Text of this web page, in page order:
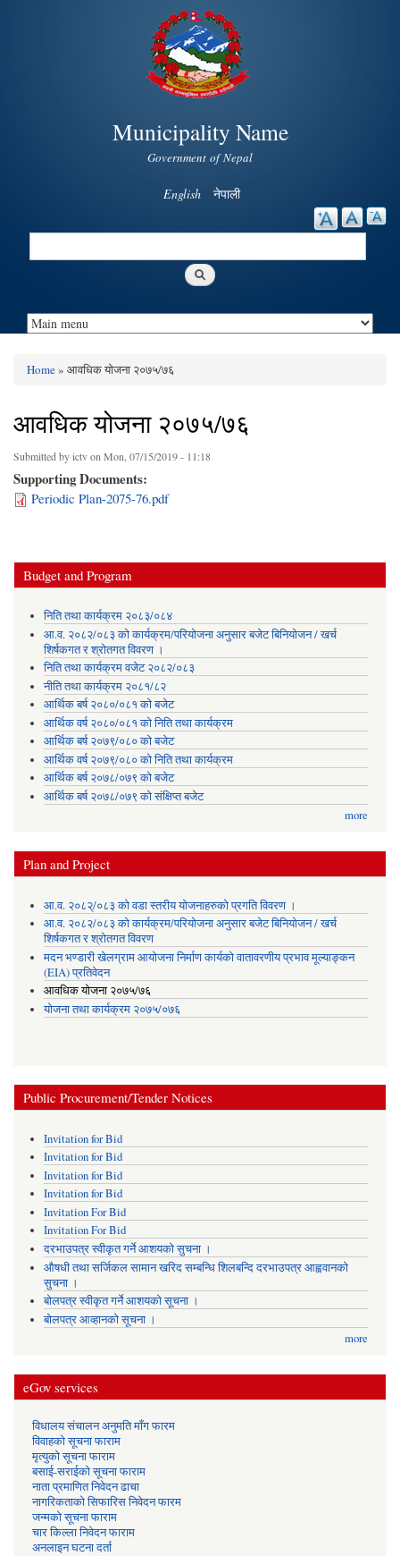
Skip to
main
content
Municipality Name
Government of Nepal
English नेपाली
Search
Home» आवधिक योजना २०७५/७६
आवधिक योजना २०७५/७६
Submitted byictvon Mon, 07/15/2019 - 11:18
Supporting Documents:
Periodic Plan-2075-76.pdf
Budget and Program
निति तथा कार्यक्रम २०८३/०८४
आ.व. २०८२/०८३ को कार्यक्रम/परियोजना अनुसार बजेट बिनियोजन / खर्च
शिर्षकगत र श्रोतगत विवरण ।
निति तथा कार्यक्रम वजेट २०८२/०८३
नीति तथा कार्यक्रम २०८१/८२
आर्थिक बर्ष २०८०/०८१ को बजेट
आर्थिक वर्ष २०८०/०८१ को निति तथा कार्यक्रम
आर्थिक बर्ष २०७९/०८० को बजेट
आर्थिक वर्ष २०७९/०८० को निति तथा कार्यक्रम
आर्थिक बर्ष २०७८/०७९ को बजेट
आर्थिक बर्ष २०७८/०७९ को संक्षिप्त बजेट
more
Plan and Project
आ.व. २०८२्/०८३ को वडा स्तरीय योजनाहरुको प्रगति विवरण ।
आ.व. २०८२/०८३ को कार्यक्रम/परियोजना अनुसार बजेट बिनियोजन / खर्च
शिर्षकगत र श्रोतगत विवरण
मदन भण्डारी खेलग्राम आयोजना निर्माण कार्यको वातावरणीय प्रभाव मूल्याङ्कन
(EIA) प्रतिवेदन
आवधिक योजना २०७५/७६
योजना तथा कार्यक्रम २०७५/०७६
Public Procurement/Tender Notices
Invitation for Bid
Invitation for Bid
Invitation for Bid
Invitation for Bid
Invitation For Bid
Invitation For Bid
दरभाउपत्र स्वीकृत गर्ने आशयको सुचना ।
औषधी तथा सर्जिकल सामान खरिद सम्बन्धि शिलबन्दि दरभाउपत्र आह्ववानको
सुचना ।
बोलपत्र स्वीकृत गर्ने आशयको सूचना ।
बोलपत्र आव्हानको सूचना ।
more
eGov services
विधालय संचालन अनुमति माँग फारम
विवाहको सूचना फाराम
मृत्युको सूचना फाराम
बसाई-सराईको सूचना फाराम
नाता प्रमाणित निवेदन ढाचा
नागरिकताको सिफारिस निवेदन फारम
जन्मको सूचना फाराम
चार किल्ला निवेदन फाराम
अनलाइन घटना दर्ता